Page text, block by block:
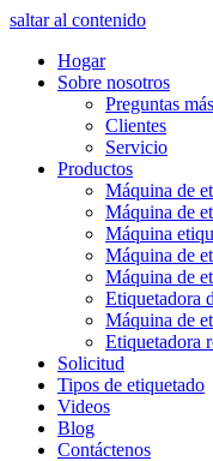
saltar al contenido
Hogar
Sobre nosotros
Preguntas
Clientes
Servicio
Productos
Máquina de
Máquina de
Máquina
Máquina de
Máquina de
Etiquetadora
Máquina de
Etiquetadora
Solicitud
Tipos de etiquetado
Videos
Blog
Contáctenos